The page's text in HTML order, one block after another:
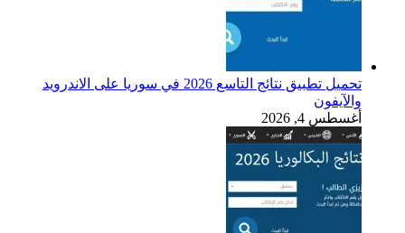
تحميل تطبيق نتائج التاسع 2026 في سوريا على الاندرويد
والآيفون
أغسطس 4, 2026